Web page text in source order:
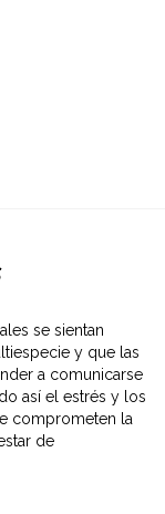
se sientan
y que las
a comunicarse
así el estrés y los
comprometen la
de